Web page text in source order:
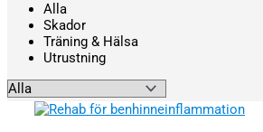
Alla
Skador
Träning & Hälsa
Utrustning